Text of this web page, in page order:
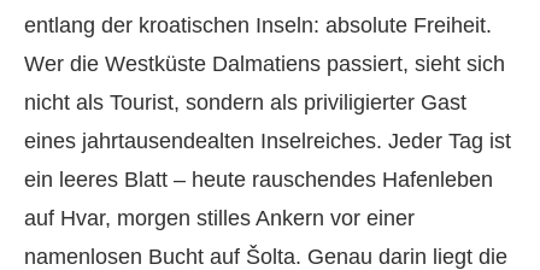
entlang der kroatischen Inseln: absolute Freiheit.
Wer die Westküste Dalmatiens passiert, sieht sich
nicht als Tourist, sondern als priviligierter Gast
eines jahrtausendealten Inselreiches. Jeder Tag ist
ein leeres Blatt – heute rauschendes Hafenleben
auf Hvar, morgen stilles Ankern vor einer
namenlosen Bucht auf Šolta. Genau darin liegt die